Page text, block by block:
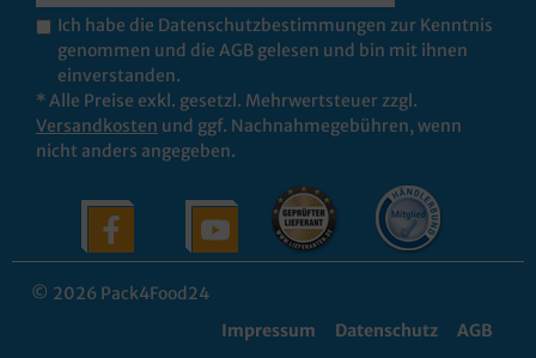
Ich habe die Datenschutzbestimmungen zur Kenntnis
genommen und die AGB gelesen und bin mit ihnen
einverstanden.
* Alle Preise exkl. gesetzl. Mehrwertsteuer zzgl.
Versandkosten und ggf. Nachnahmegebühren, wenn
nicht anders angegeben.
© 2026 Pack4Food24
Impressum
Datenschutz AGB